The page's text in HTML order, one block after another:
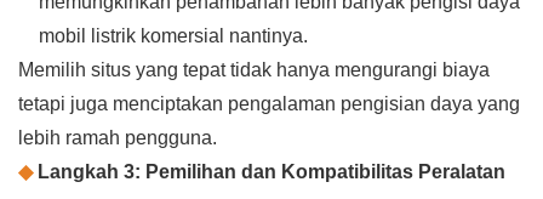
mobil listrik komersial nantinya.
Memilih situs yang tepat tidak hanya mengurangi biaya
tetapi juga menciptakan pengalaman pengisian daya yang
lebih ramah pengguna.
◆Langkah 3: Pemilihan dan Kompatibilitas Peralatan